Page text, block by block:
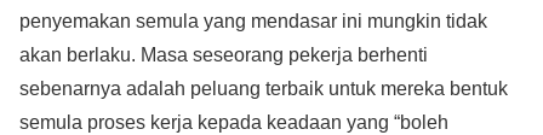
penyemakan semula yang mendasar ini mungkin tidak
akan berlaku. Masa seseorang pekerja berhenti
sebenarnya adalah peluang terbaik untuk mereka bentuk
semula proses kerja kepada keadaan yang “boleh